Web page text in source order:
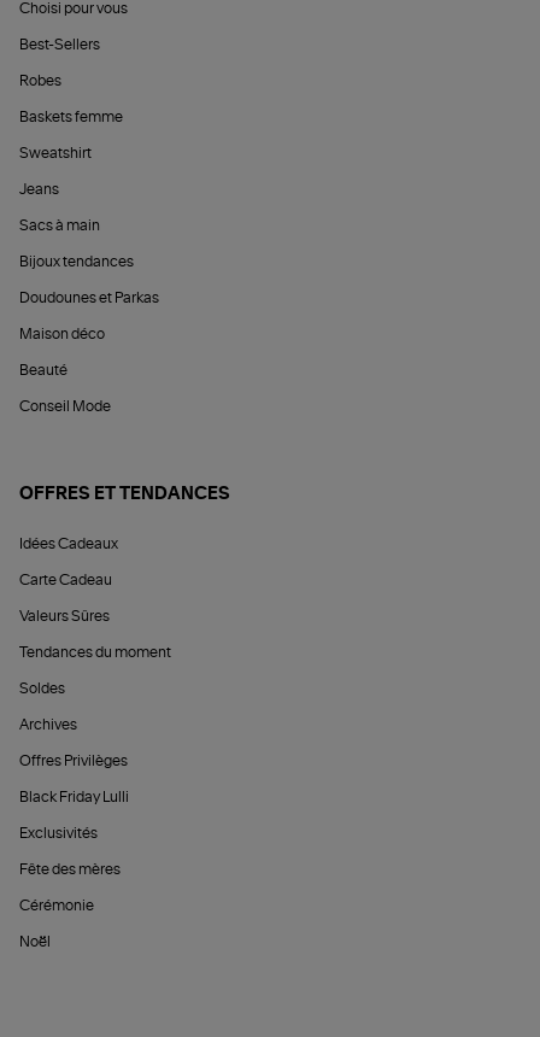
Choisi pour vous
Best-Sellers
Robes
Baskets femme
Sweatshirt
Jeans
Sacs à main
Bijoux tendances
Doudounes et Parkas
Maison déco
Beauté
Conseil Mode
OFFRES ET TENDANCES
Idées Cadeaux
Carte Cadeau
Valeurs Sûres
Tendances du moment
Soldes
Archives
Offres Privilèges
Black Friday Lulli
Exclusivités
Fête des mères
Cérémonie
Noël